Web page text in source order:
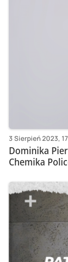
3 Sierpień 2023,
Dominika
Chemika